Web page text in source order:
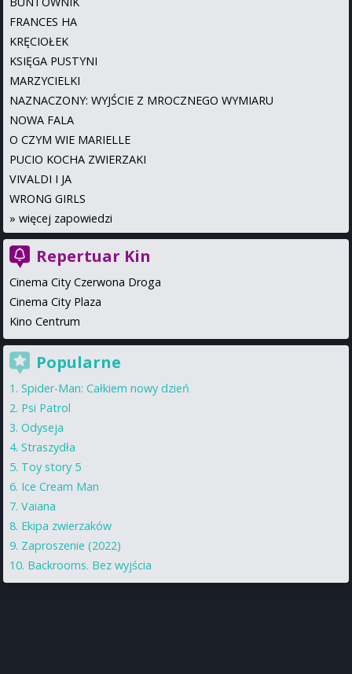
FRANCES HA
KRĘCIOŁEK
KSIĘGA PUSTYNI
MARZYCIELKI
NAZNACZONY: WYJŚCIE Z MROCZNEGO WYMIARU
NOWA FALA
O CZYM WIE MARIELLE
PUCIO KOCHA ZWIERZAKI
VIVALDI I JA
WRONG GIRLS
» więcej zapowiedzi
Repertuar Kin
Cinema City Czerwona Droga
Cinema City Plaza
Kino Centrum
Popularne
Spider-Man: Całkiem nowy dzień
Psi Patrol
Odyseja
Straszydła
Toy story 5
Ice Cream Man
Vaiana
Ekipa zwierzaków
Zaproszenie (2022)
Backrooms. Bez wyjścia